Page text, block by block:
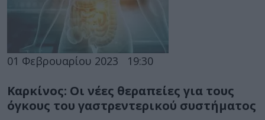
01 Φεβρουαρίου 2023 19:30
Καρκίνος: Οι νέες θεραπείες για τους
όγκους του γαστρεντερικού συστήματος